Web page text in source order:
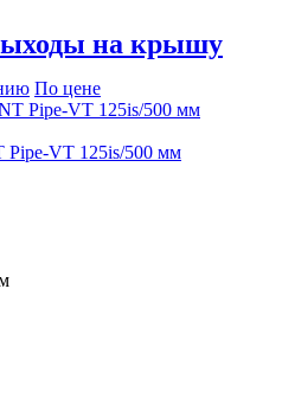
на крышу
По цене
VT 125is/500 мм